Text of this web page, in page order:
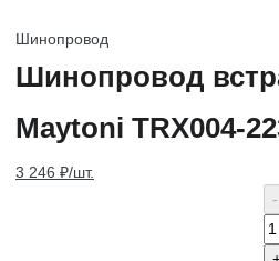
Шинопровод
Шинопровод
Maytoni TRX004-
3 246 ₽/шт.